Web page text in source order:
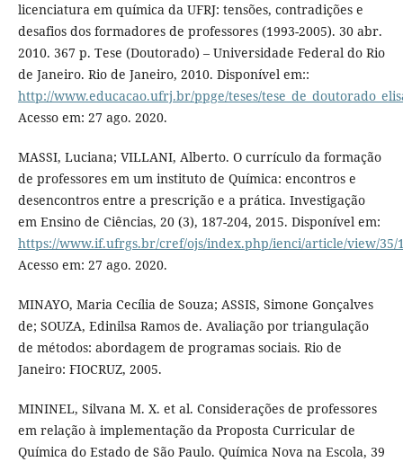
licenciatura em química da UFRJ: tensões, contradições e
desafios dos formadores de professores (1993-2005). 30 abr.
2010. 367 p. Tese (Doutorado) – Universidade Federal do Rio
de Janeiro. Rio de Janeiro, 2010. Disponível em::
http://www.educacao.ufrj.br/ppge/teses/
Acesso em: 27 ago. 2020.
MASSI, Luciana; VILLANI, Alberto. O currículo da formação
de professores em um instituto de Química: encontros e
desencontros entre a prescrição e a prática. Investigação
em Ensino de Ciências, 20 (3), 187-204, 2015. Disponível em:
https://www.if.ufrgs.br/cref/ojs/index.php/ienci/article/view/35/
Acesso em: 27 ago. 2020.
MINAYO, Maria Cecília de Souza; ASSIS, Simone Gonçalves
de; SOUZA, Edinilsa Ramos de. Avaliação por triangulação
de métodos: abordagem de programas sociais. Rio de
Janeiro: FIOCRUZ, 2005.
MININEL, Silvana M. X. et al. Considerações de professores
em relação à implementação da Proposta Curricular de
Química do Estado de São Paulo. Química Nova na Escola, 39